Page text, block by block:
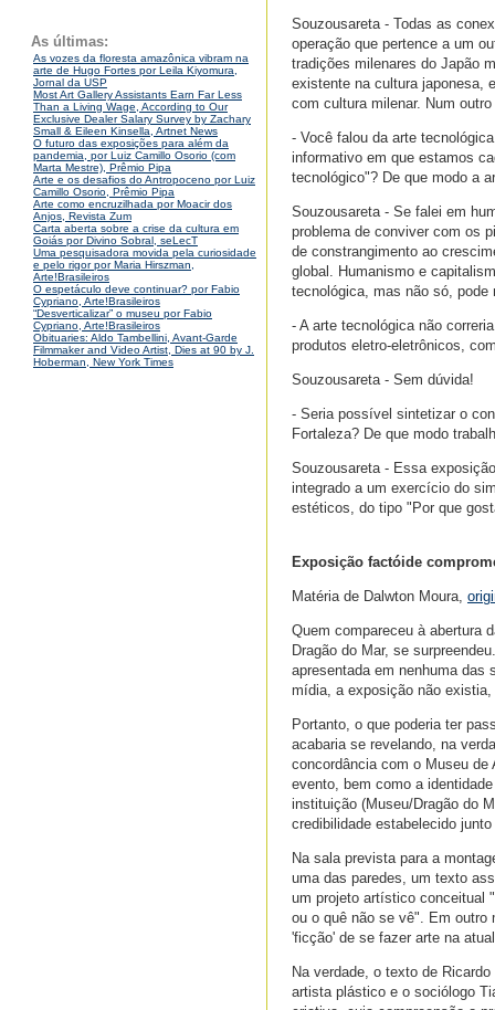
As últimas:
As vozes da floresta amazônica vibram na
arte de Hugo Fortes por Leila Kiyomura,
Jornal da USP
Most Art Gallery Assistants Earn Far Less
Than a Living Wage, According to Our
Exclusive Dealer Salary Survey by Zachary
Small & Eileen Kinsella, Artnet News
O futuro das exposições para além da
pandemia, por Luiz Camillo Osorio (com
Marta Mestre), Prêmio Pipa
Arte e os desafios do Antropoceno por Luiz
Camillo Osorio, Prêmio Pipa
Arte como encruzilhada por Moacir dos
Anjos, Revista Zum
Carta aberta sobre a crise da cultura em
Goiás por Divino Sobral, seLecT
Uma pesquisadora movida pela curiosidade
e pelo rigor por Maria Hirszman,
Arte!Brasileiros
O espetáculo deve continuar? por Fabio
Cypriano, Arte!Brasileiros
“Desverticalizar” o museu por Fabio
Cypriano, Arte!Brasileiros
Obituaries: Aldo Tambellini, Avant-Garde
Filmmaker and Video Artist, Dies at 90 by J.
Hoberman, New York Times
Souzousareta - Todas as
operação que pertence a um
tradições milenares do Japão
existente na cultura japonesa,
com cultura milenar. Num
- Você falou da arte
informativo em que estamos
tecnológico"? De que modo a
Souzousareta - Se falei em
problema de conviver com os
de constrangimento ao
global. Humanismo e
tecnológica, mas não só,
- A arte tecnológica não
produtos eletro-eletrônicos,
Souzousareta - Sem dúvida!
- Seria possível sintetizar o
Fortaleza? De que modo
Souzousareta - Essa
integrado a um exercício do
estéticos, do tipo "Por que
Exposição factóide
Matéria de Dalwton Moura,
Quem compareceu à abertura
Dragão do Mar, se
apresentada em nenhuma das
mídia, a exposição não
Portanto, o que poderia ter
acabaria se revelando, na
concordância com o Museu de
evento, bem como a
instituição (Museu/Dragão do
credibilidade estabelecido
Na sala prevista para a
uma das paredes, um texto
um projeto artístico conceitual
ou o quê não se vê". Em outro
'ficção' de se fazer arte na
Na verdade, o texto de
artista plástico e o sociólogo